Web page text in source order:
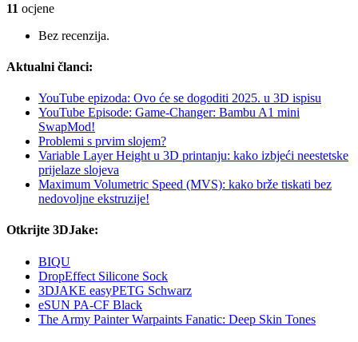
11 ocjene
Bez recenzija.
Aktualni članci:
YouTube epizoda: Ovo će se dogoditi 2025. u 3D ispisu
YouTube Episode: Game-Changer: Bambu A1 mini
SwapMod!
Problemi s prvim slojem?
Variable Layer Height u 3D printanju: kako izbjeći neestetske
prijelaze slojeva
Maximum Volumetric Speed (MVS): kako brže tiskati bez
nedovoljne ekstruzije!
Otkrijte 3DJake:
BIQU
DropEffect Silicone Sock
3DJAKE easyPETG Schwarz
eSUN PA-CF Black
The Army Painter Warpaints Fanatic: Deep Skin Tones